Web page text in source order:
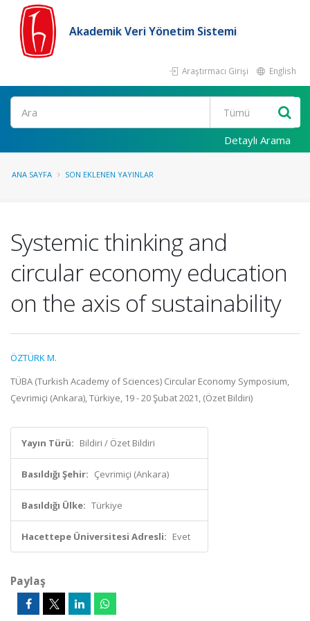
Akademik Veri Yönetim Sistemi
Araştırmacı Girişi English
Ara
Detaylı Arama
ANA SAYFA SON EKLENEN YAYINLAR
Systemic thinking and
circular economy education
on the axis of sustainability
ÖZTÜRK M.
TÜBA (Turkish Academy of Sciences) Circular Economy Symposium,
Çevrimiçi (Ankara), Türkiye, 19 - 20 Şubat 2021, (Özet Bildiri)
Yayın Türü: Bildiri / Özet Bildiri
Basıldığı Şehir: Çevrimiçi (Ankara)
Basıldığı Ülke: Türkiye
Hacettepe Üniversitesi Adresli: Evet
Paylaş